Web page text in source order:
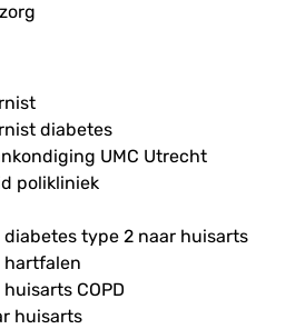
diabetes
UMC Utrecht
polikliniek
type 2 naar huisarts
COPD
huisarts